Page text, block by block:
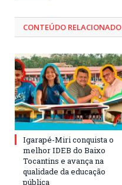
CONTEÚDO RELACIONADO
Igarapé-Miri conquista o
melhor IDEB do Baixo
Tocantins e avança na
qualidade da educação
pública